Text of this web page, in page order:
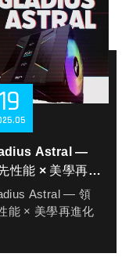
“，專為 ITX 與小
主機而設，融合
Chamber 均熱
，將下吹空冷效
升至全新境界，
小機殼散熱的可
。
的總高
讓 C5 系列能完
裝於多數 ITX 機
，實現高相容性
時保有強勁散熱
。中央搭載特別
的快睿 90mm
PWM 風扇，
19
05
Astral —
性能 × 美學再進
Astral — 領
能 × 美學再進化